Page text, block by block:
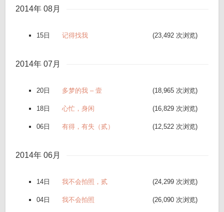
2014年 08月
15日 记得找我 (23,492 次浏览)
2014年 07月
20日 多梦的我 – 壹 (18,965 次浏览)
18日 心忙，身闲 (16,829 次浏览)
06日 有得，有失（贰） (12,522 次浏览)
2014年 06月
14日 我不会拍照，贰 (24,299 次浏览)
04日 我不会拍照 (26,090 次浏览)